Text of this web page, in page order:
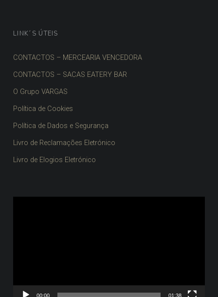
LINK´S ÚTEIS
CONTACTOS – MERCEARIA VENCEDORA
CONTACTOS – SACAS EATERY BAR
O Grupo VARGAS
Política de Cookies
Política de Dados e Segurança
Livro de Reclamações Eletrónico
Livro de Elogios Eletrónico
00:00 01:38